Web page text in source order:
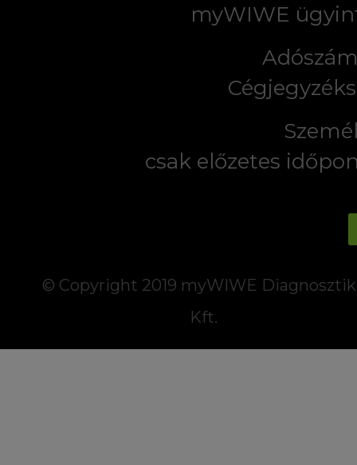
myWIWE
csak előzetes
© Copyright 2019 myWIWE
Kft.